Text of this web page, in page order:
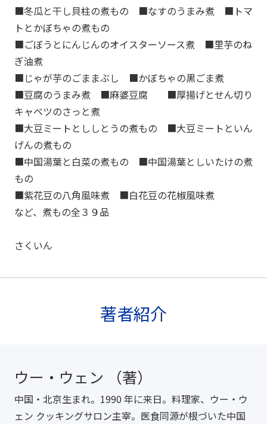
■冬瓜と干し貝柱の煮もの ■なすのうまみ煮 ■トマ
トとかぼちゃの煮もの
■ごぼうとにんじんのオイスターソース煮 ■里芋のね
ぎ油煮
■じゃが芋のごままぶし ■かぼちゃの黒ごま煮
■豆腐のうまみ煮 ■麻婆豆腐 ■厚揚げとせん切り
キャベツのさっと煮
■大豆ミートとししとうの煮もの ■大豆ミートといん
げんの煮もの
■中国湯葉と白菜の煮もの ■中国湯葉としいたけの煮
もの
■紫花豆の八角風味煮 ■白花豆の花椒風味煮
など、煮もの全３９品
さくいん
著者紹介
ウー・ウェン （著）
中国・北京生まれ。1990 年に来日。料理家、ウー・ウ
ェン クッキングサロン主宰。医食同源が根づいた中国